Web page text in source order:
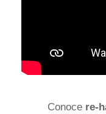
Conoce re-